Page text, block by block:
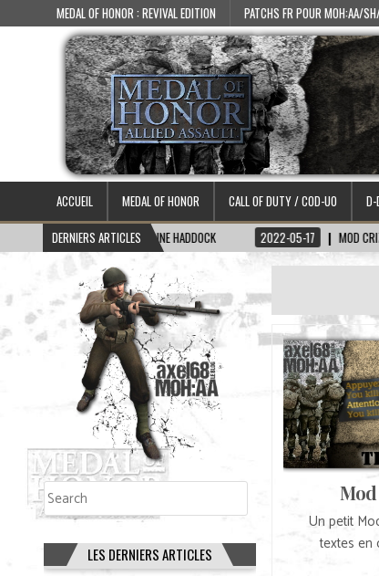
MEDAL OF HONOR : REVIVAL EDITION PATCHS FR POUR MOH:AA/
ACCUEIL MEDAL OF HONOR CALL OF DUTY / COD-UO
DERNIERS ARTICLES
SKIN CAPITAINE HADDOCK 2022-05-17 MOD CRIZZ BLOOD
Un petit
textes en
Rechercher
LES DERNIERS ARTICLES